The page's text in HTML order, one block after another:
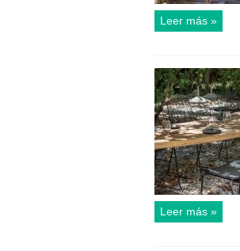
Leer más »
Leer más »